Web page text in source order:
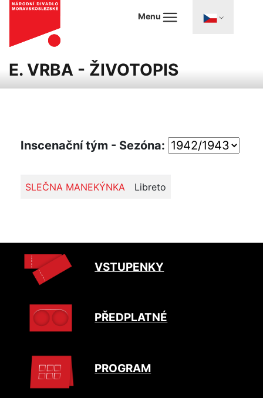
Menu
E. VRBA - ŽIVOTOPIS
Inscenační tým - Sezóna:
SLEČNA MANEKÝNKA Libreto
VSTUPENKY
PŘEDPLATNÉ
PROGRAM